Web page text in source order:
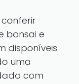
bonsai e
disponíveis
uma
com